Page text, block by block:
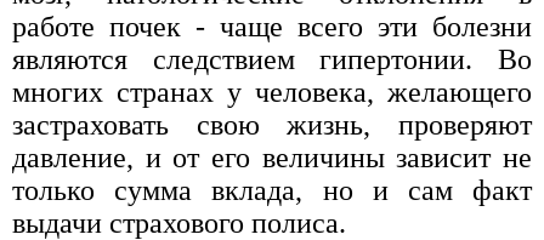
работе почек - чаще всего эти болезни
являются следствием гипертонии. Во
многих странах у человека, желающего
застраховать свою жизнь, проверяют
давление, и от его величины зависит не
только сумма вклада, но и сам факт
выдачи страхового полиса.